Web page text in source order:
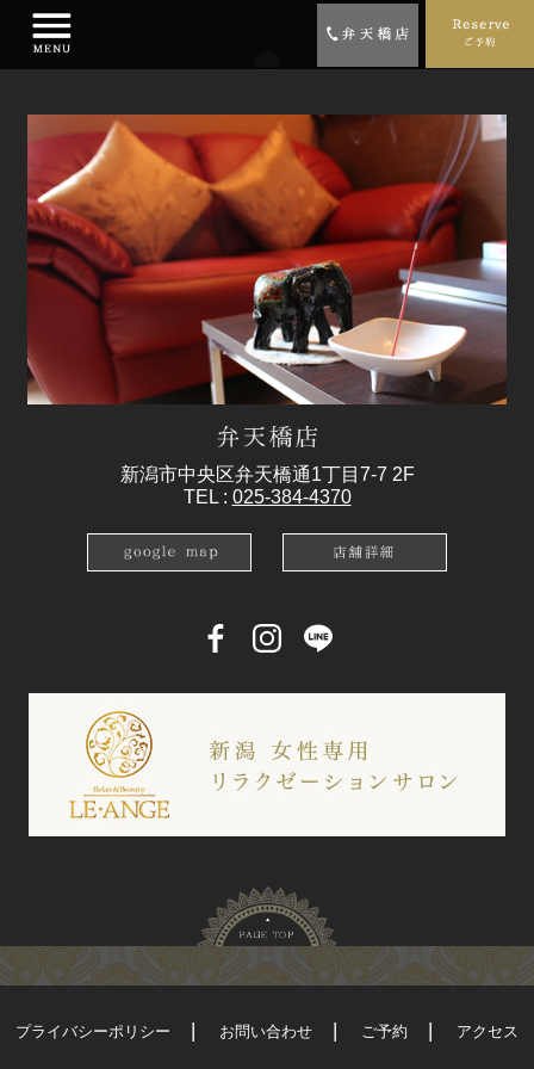
新潟市中央区弁天橋通1丁目7-7 2F
TEL : 025-384-4370
プライバシーポリシー お問い合わせ ご予約 アクセス